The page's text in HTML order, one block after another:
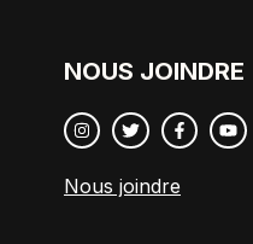
NOUS JOINDRE
Nous joindre